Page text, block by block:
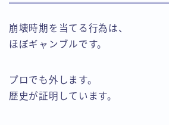
崩壊時期を当てる行為は、
ほぼギャンブルです。
プロでも外します。
歴史が証明しています。